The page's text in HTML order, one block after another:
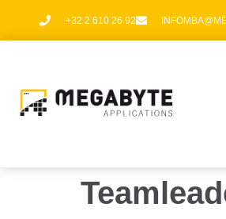
+32 2 610 26 92